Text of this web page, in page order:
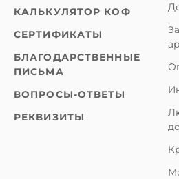
КАЛЬКУЛЯТОР КОФ
СЕРТИФИКАТЫ
БЛАГОДАРСТВЕННЫЕ
ПИСЬМА
ВОПРОСЫ-ОТВЕТЫ
РЕКВИЗИТЫ